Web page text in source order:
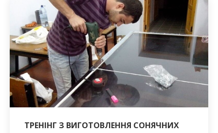
ТРЕНІНГ З ВИГОТОВЛЕННЯ СОНЯЧНИХ